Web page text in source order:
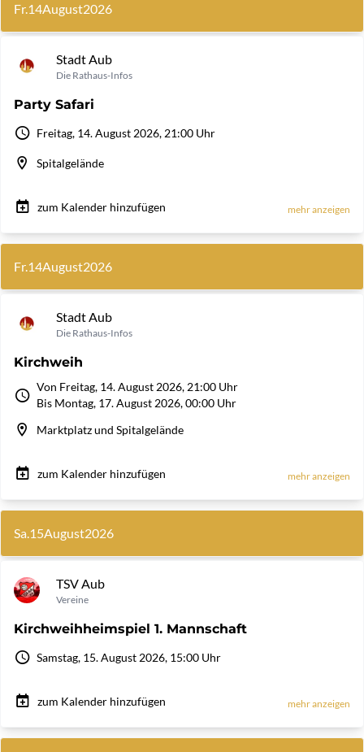
Fr.14August2026
Stadt Aub
Die Rathaus-Infos
Party Safari
Freitag, 14. August 2026, 21:00 Uhr
Spitalgelände
zum Kalender hinzufügen mehr anzeigen
Fr.14August2026
Stadt Aub
Die Rathaus-Infos
Kirchweih
Von Freitag, 14. August 2026, 21:00 Uhr
Bis Montag, 17. August 2026, 00:00 Uhr
Marktplatz und Spitalgelände
zum Kalender hinzufügen mehr anzeigen
Sa.15August2026
TSV Aub
Vereine
Kirchweihheimspiel 1. Mannschaft
Samstag, 15. August 2026, 15:00 Uhr
zum Kalender hinzufügen mehr anzeigen